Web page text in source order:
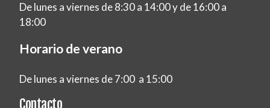
De lunes a viernes de 8:30 a 14:00 y de 16:00 a
18:00
Horario de verano
De lunes a viernes de 7:00 a 15:00
Contacto